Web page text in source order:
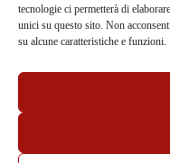
tecnologie ci permetterà di
unici su questo sito. Non
su alcune caratteristiche e funzioni.
Pilates Met
Pilates Reformer
Pilates Crossfit
Pilates Soft
Orari